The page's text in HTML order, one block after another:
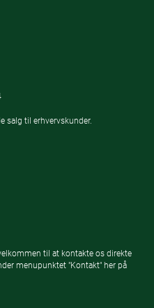
salg til erhvervskunder.
til at kontakte os direkte
menupunktet "Kontakt" her på